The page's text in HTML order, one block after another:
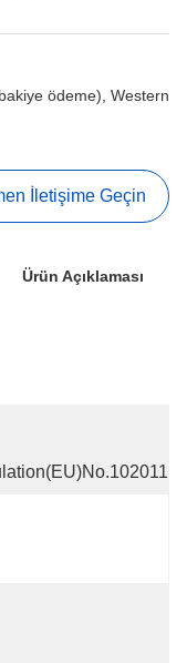
ödeme), Western
İletişime Geçin
Ürün Açıklaması